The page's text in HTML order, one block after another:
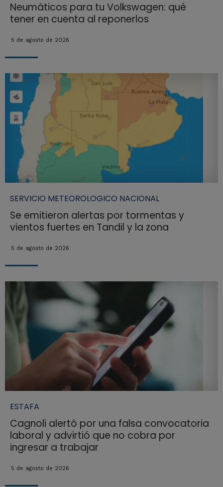
Neumáticos para tu Volkswagen: qué
tener en cuenta al reponerlos
5 de agosto de 2026
SERVICIO METEOROLOGICO NACIONAL
Se emitieron alertas por tormentas y
vientos fuertes en Tandil y la zona
5 de agosto de 2026
ESTAFA
Cagnoli alertó por una falsa convocatoria
laboral y advirtió que no cobra por
ingresar a trabajar
5 de agosto de 2026